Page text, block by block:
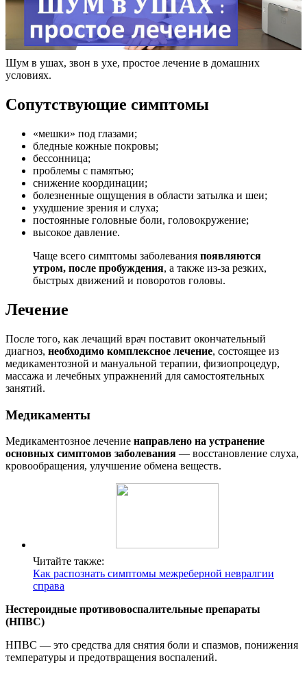
Шум в ушах, звон в ухе, простое лечение в домашних
условиях.
Сопутствующие симптомы
«мешки» под глазами;
бледные кожные покровы;
бессонница;
проблемы с памятью;
снижение координации;
болезненные ощущения в области затылка и шеи;
ухудшение зрения и слуха;
постоянные головные боли, головокружение;
высокое давление.
Чаще всего симптомы заболевания появляются
утром, после пробуждения, а также из-за резких,
быстрых движений и поворотов головы.
Лечение
После того, как лечащий врач поставит окончательный
диагноз, необходимо комплексное лечение, состоящее из
медикаментозной и мануальной терапии, физиопроцедур,
массажа и лечебных упражнений для самостоятельных
занятий.
Медикаменты
Медикаментозное лечение направлено на устранение
основных симптомов заболевания — восстановление слуха,
кровообращения, улучшение обмена веществ.
Читайте также:
Как распознать симптомы межреберной невралгии
справа
Нестероидные противовоспалительные препараты
(НПВС)
НПВС — это средства для снятия боли и спазмов, понижения
температуры и предотвращения воспалений.